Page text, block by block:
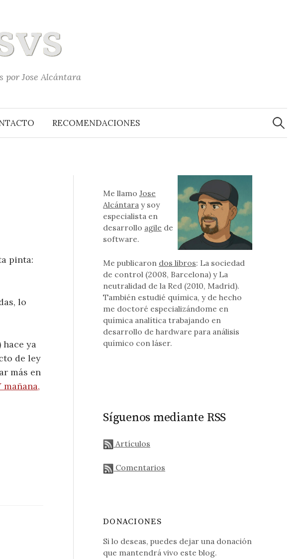
por Jose Alcántara
RECOMENDACIONES
Buscar:
pinta:
lo
ya
de ley
más en
mañana,
Me llamoJose
Alcántara y soy
especialista en
desarrollo agile de
software.
Me publicaron dos libros: La sociedad
de control (2008, Barcelona) y La
neutralidad de la Red (2010, Madrid).
También estudié química, y de hecho
me doctoré especializándome en
química analítica trabajando en
desarrollo de hardware para análisis
químico con láser.
Síguenos mediante RSS
Artículos
Comentarios
DONACIONES
Si lo deseas, puedes dejar una donación
que mantendrá vivo este blog.